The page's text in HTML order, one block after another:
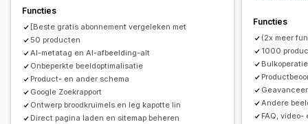
Prestaties bijhouden
SEO-score Audits
Trefwoordanalyse
Snelheidsanalyse
Contentanalyse
Websiteverkeer
Functies
[Beste gratis abonnement vergeleken met
50 producten
AI-metatag en AI-afbeelding-alt
Onbeperkte beeldoptimalisatie
Product- en ander schema
Google Zoekrapport
Ontwerp broodkruimels en leg kapotte lin
Direct pagina laden en sitemap beheren
Functies
(2x meer
1000
Andere
FAQ,